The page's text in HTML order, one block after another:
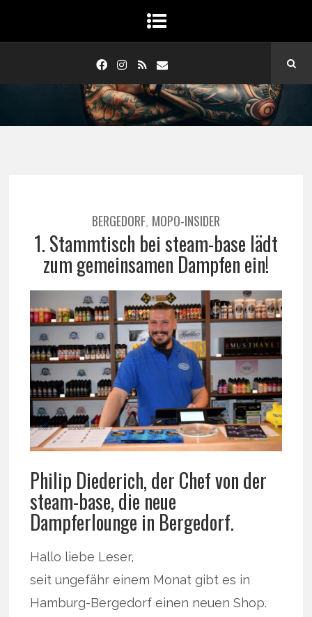
BERGEDORF, MOPO-INSIDER
1. Stammtisch bei steam-base lädt
zum gemeinsamen Dampfen ein!
Philip Diederich, der Chef von der
steam-base, die neue
Dampferlounge in Bergedorf.
Hallo liebe Leser,
seit ungefähr einem Monat gibt es in
Hamburg-Bergedorf einen neuen Shop.